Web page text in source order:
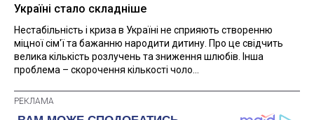
Україні стало складніше
Нестабільність і криза в Україні не сприяють створенню
міцної сім'ї та бажанню народити дитину. Про це свідчить
велика кількість розлучень та зниження шлюбів. Інша
проблема – скорочення кількості чоло...